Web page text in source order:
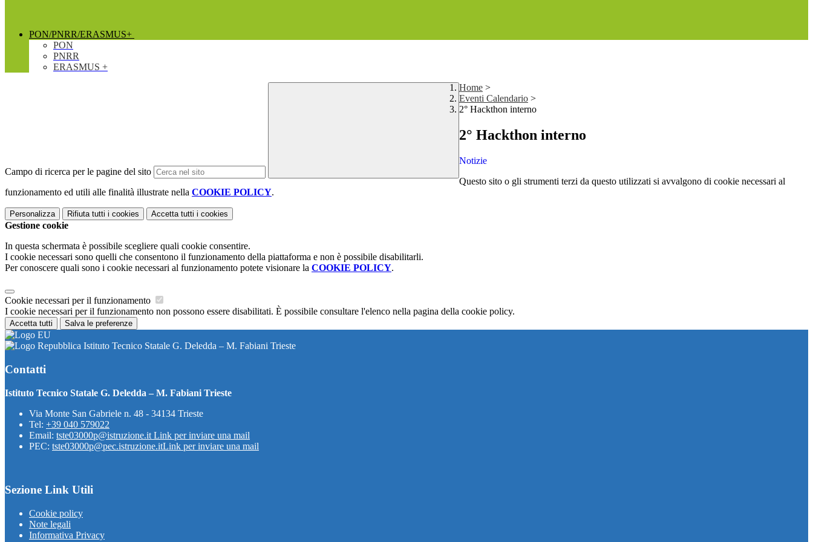
PON/PNRR/ERASMUS+
PON
PNRR
ERASMUS +
Campo di ricerca per le pagine del sito
Home >
Eventi Calendario >
2° Hackthon interno
2° Hackthon interno
Notizie
Questo sito o gli strumenti terzi da questo utilizzati si avvalgono di cookie necessari al
funzionamento ed utili alle finalità illustrate nella COOKIE POLICY.
Personalizza Rifiuta tutti i cookies Accetta tutti i cookies
Gestione cookie
In questa schermata è possibile scegliere quali cookie consentire.
I cookie necessari sono quelli che consentono il funzionamento della piattaforma e non è possibile disabilitarli.
Per conoscere quali sono i cookie necessari al funzionamento potete visionare la COOKIE POLICY.
Cookie necessari per il funzionamento
I cookie necessari per il funzionamento non possono essere disabilitati. È possibile consultare l'elenco nella pagina della cookie policy.
Accetta tutti Salva le preferenze
Istituto Tecnico Statale G. Deledda – M. Fabiani Trieste
Contatti
Istituto Tecnico Statale G. Deledda – M. Fabiani Trieste
Via Monte San Gabriele n. 48 - 34134 Trieste
Tel: +39 040 579022
Email: tste03000p@istruzione.it Link per inviare una mail
PEC: tste03000p@pec.istruzione.itLink per inviare una mail
Sezione Link Utili
Cookie policy
Note legali
Informativa Privacy